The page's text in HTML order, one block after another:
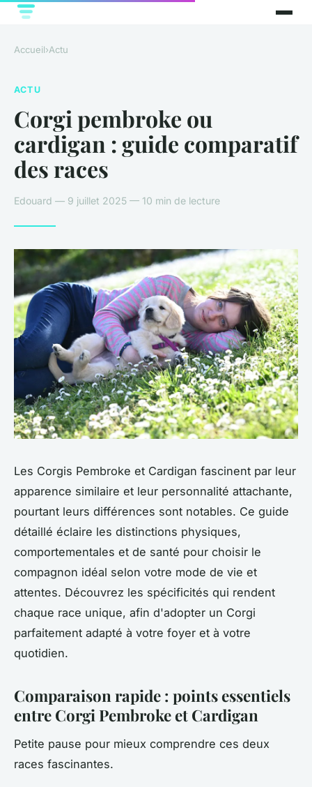
Accueil›Actu
ACTU
Corgi pembroke ou
cardigan : guide comparatif
des races
Edouard — 9 juillet 2025 — 10 min de lecture
Les Corgis Pembroke et Cardigan fascinent par leur
apparence similaire et leur personnalité attachante,
pourtant leurs différences sont notables. Ce guide
détaillé éclaire les distinctions physiques,
comportementales et de santé pour choisir le
compagnon idéal selon votre mode de vie et
attentes. Découvrez les spécificités qui rendent
chaque race unique, afin d'adopter un Corgi
parfaitement adapté à votre foyer et à votre
quotidien.
Comparaison rapide : points essentiels
entre Corgi Pembroke et Cardigan
Petite pause pour mieux comprendre ces deux
races fascinantes.